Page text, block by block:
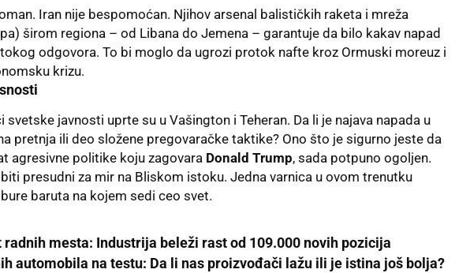
Iran nije bespomoćan. Njihov arsenal balističkih raketa i mreža
širom regiona – od Libana do Jemena – garantuje da bilo kakav napad
odgovora. To bi moglo da ugrozi protok nafte kroz Ormuski moreuz i
krizu.
svetske javnosti uprte su u Vašington i Teheran. Da li je najava napada u
pretnja ili deo složene pregovaračke taktike? Ono što je sigurno jeste da
agresivne politike koju zagovara Donald Trump, sada potpuno ogoljen.
presudni za mir na Bliskom istoku. Jedna varnica u ovom trenutku
baruta na kojem sedi ceo svet.
radnih mesta: Industrija beleži rast od 109.000 novih pozicija
automobila na testu: Da li nas proizvođači lažu ili je istina još bolja?